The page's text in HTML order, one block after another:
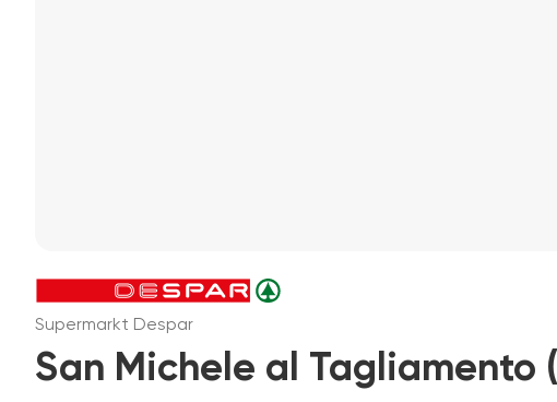
Supermarkt Despar
San Michele al Tagliamento